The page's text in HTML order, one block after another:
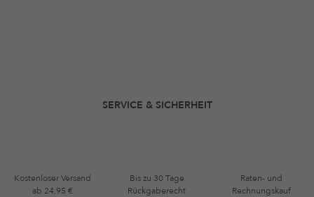
SERVICE & SICHERHEIT
Kostenloser Versand
ab 24,95 €
Bis zu 30 Tage
Rückgaberecht
Raten- und
Rechnungskauf